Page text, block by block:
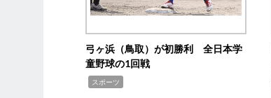
弓ヶ浜（鳥取）が初勝利 全日本学
童野球の1回戦
スポーツ